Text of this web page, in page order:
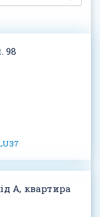
98
A, квартира